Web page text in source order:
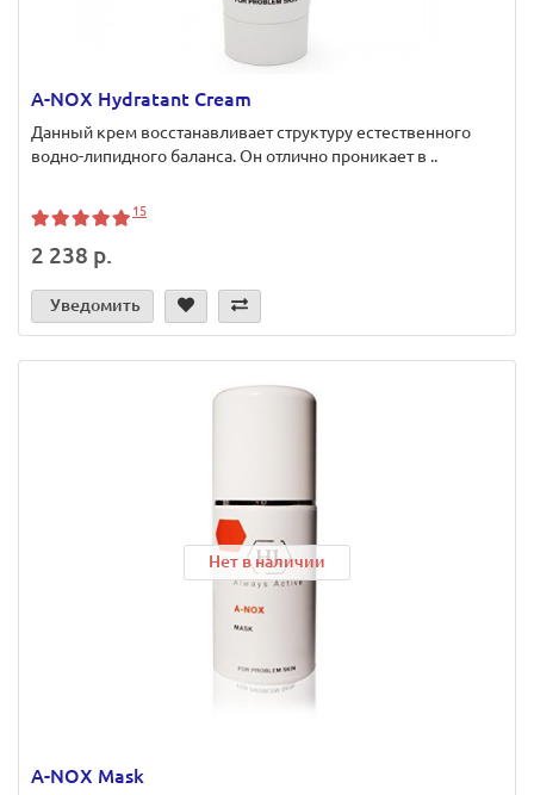
A-NOX Hydratant Cream
Данный крем восстанавливает структуру естественного
водно-липидного баланса. Он отлично проникает в ..
15
2 238 р.
Уведомить
Нет в наличии
A-NOX Mask